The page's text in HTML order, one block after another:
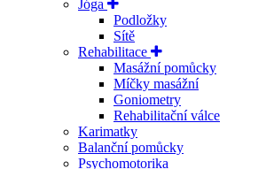
Jóga
Podložky
Sítě
Rehabilitace
Masážní pomůcky
Míčky masážní
Goniometry
Rehabilitační válce
Karimatky
Balanční pomůcky
Psychomotorika